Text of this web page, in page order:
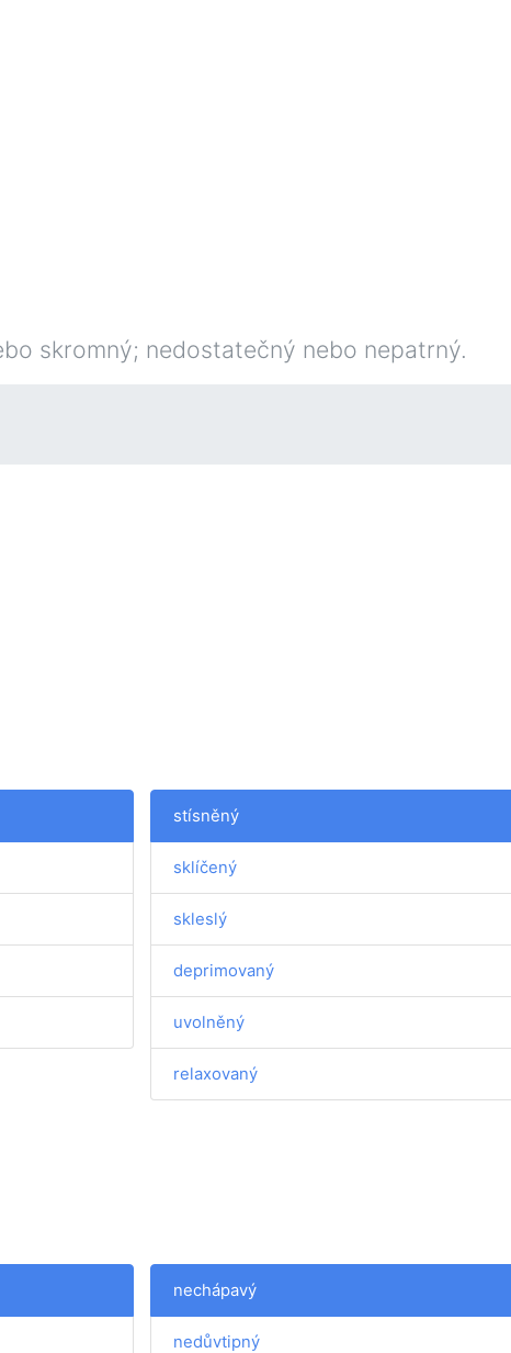
skromný; nedostatečný nebo nepatrný.
stísněný
sklíčený
skleslý
deprimovaný
uvolněný
relaxovaný
nechápavý
nedůvtipný